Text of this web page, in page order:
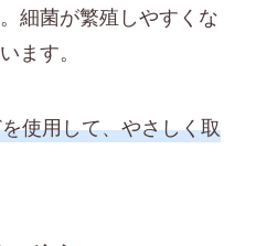
細菌が繁殖しやすくな
ます。
使用して、やさしく取